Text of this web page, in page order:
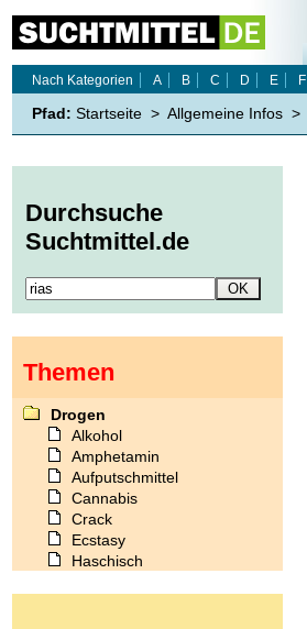
Nach Kategorien
A B C D E F
Pfad: Startseite > Allgemeine Infos >
Durchsuche
Suchtmittel.de
Themen
Drogen
Alkohol
Amphetamin
Aufputschmittel
Cannabis
Crack
Ecstasy
Haschisch